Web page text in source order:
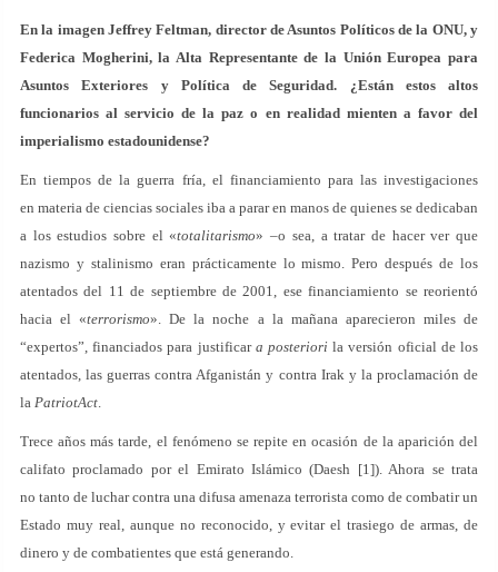
En la imagen Jeffrey Feltman, director de Asuntos Políticos de la ONU, y
Federica Mogherini, la Alta Representante de la Unión Europea para
Asuntos Exteriores y Política de Seguridad. ¿Están estos altos
funcionarios al servicio de la paz o en realidad mienten a favor del
imperialismo estadounidense?
En tiempos de la guerra fría, el financiamiento para las investigaciones
en materia de ciencias sociales iba a parar en manos de quienes se dedicaban
a los estudios sobre el «totalitarismo» –o sea, a tratar de hacer ver que
nazismo y stalinismo eran prácticamente lo mismo. Pero después de los
atentados del 11 de septiembre de 2001, ese financiamiento se reorientó
hacia el «terrorismo». De la noche a la mañana aparecieron miles de
“expertos”, financiados para justificar a posteriori la versión oficial de los
atentados, las guerras contra Afganistán y contra Irak y la proclamación de
la PatriotAct.
Trece años más tarde, el fenómeno se repite en ocasión de la aparición del
califato proclamado por el Emirato Islámico (Daesh [1]). Ahora se trata
no tanto de luchar contra una difusa amenaza terrorista como de combatir un
Estado muy real, aunque no reconocido, y evitar el trasiego de armas, de
dinero y de combatientes que está generando.